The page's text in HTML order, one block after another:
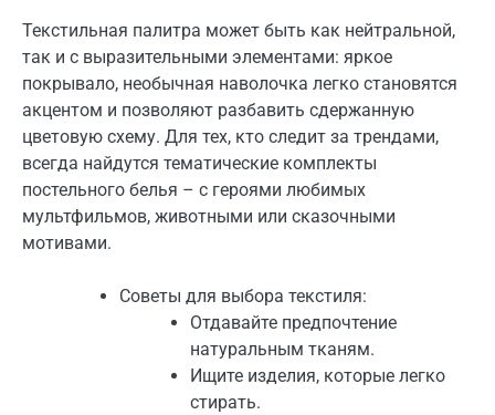
Текстильная палитра может быть как нейтральной,
так и с выразительными элементами: яркое
покрывало, необычная наволочка легко становятся
акцентом и позволяют разбавить сдержанную
цветовую схему. Для тех, кто следит за трендами,
всегда найдутся тематические комплекты
постельного белья – с героями любимых
мультфильмов, животными или сказочными
мотивами.
Советы для выбора текстиля:
Отдавайте предпочтение
натуральным тканям.
Ищите изделия, которые легко
стирать.